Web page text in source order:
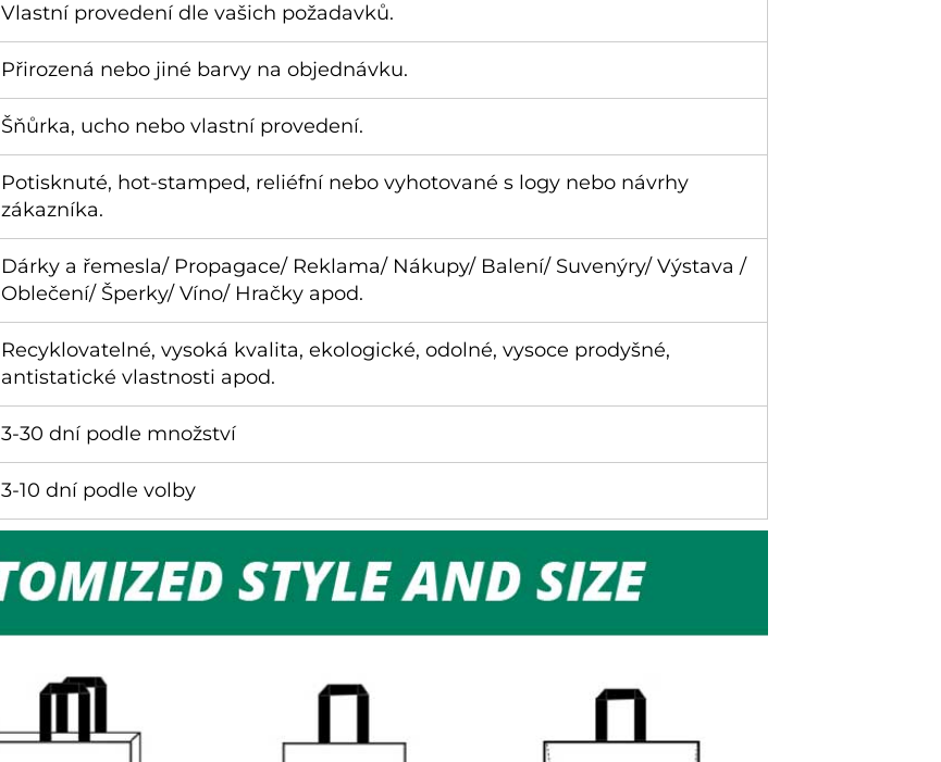
Vlastní provedení dle vašich požadavků.
Přirozená nebo jiné barvy na objednávku.
Šňůrka, ucho nebo vlastní provedení.
Potisknuté, hot-stamped, reliéfní nebo vyhotované s logy nebo návrhy
zákazníka.
Dárky a řemesla/ Propagace/ Reklama/ Nákupy/ Balení/ Suvenýry/ Výstava /
Oblečení/ Šperky/ Víno/ Hračky apod.
Recyklovatelné, vysoká kvalita, ekologické, odolné, vysoce prodyšné,
antistatické vlastnosti apod.
3-30 dní podle množství
3-10 dní podle volby